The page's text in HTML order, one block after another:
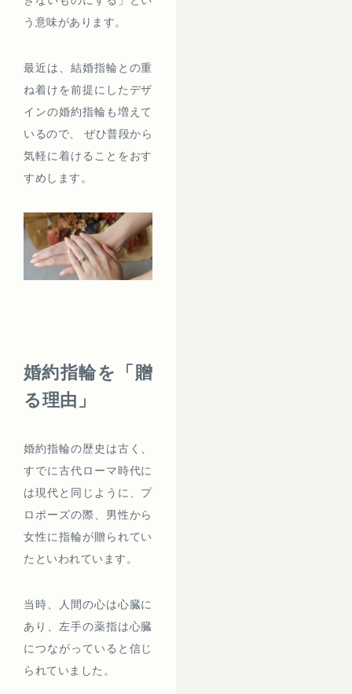
う意味があります。
最近は、結婚指輪との重
ね着けを前提にしたデザ
インの婚約指輪も増えて
いるので、 ぜひ普段から
気軽に着けることをおす
すめします。
婚約指輪を「贈
る理由」
婚約指輪の歴史は古く、
すでに古代ローマ時代に
は現代と同じように、プ
ロポーズの際、男性から
女性に指輪が贈られてい
たといわれています。
当時、人間の心は心臓に
あり、左手の薬指は心臓
につながっていると信じ
られていました。